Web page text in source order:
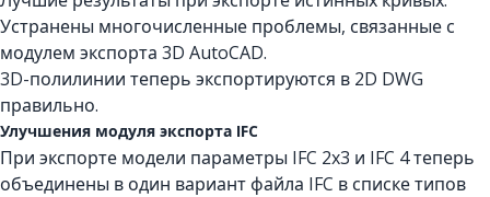
Устранены многочисленные проблемы, связанные с
модулем экспорта 3D AutoCAD.
3D-полилинии теперь экспортируются в 2D DWG
правильно.
Улучшения модуля экспорта IFC
При экспорте модели параметры IFC 2x3 и IFC 4 теперь
объединены в один вариант файла IFC в списке типов